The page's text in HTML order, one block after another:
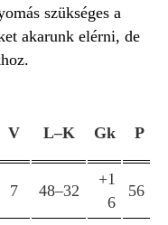
szükséges a
akarunk elérni, de
V L–K Gk P
7 48–32
+1
6
56